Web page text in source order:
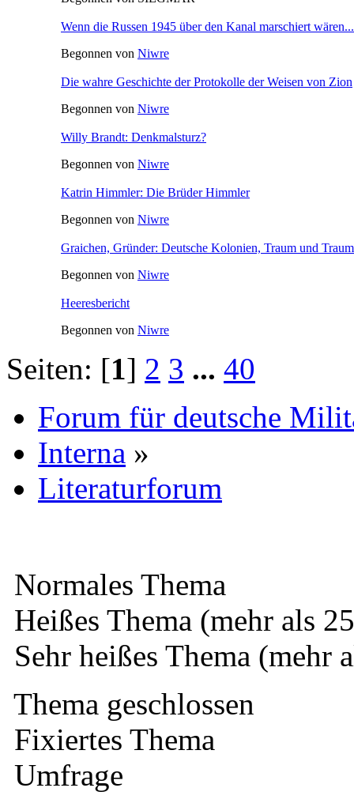
Wenn die Russen 1945 über den Kanal marschiert wären...
Begonnen von Niwre
Die wahre Geschichte der Protokolle der Weisen von Zion
Begonnen von Niwre
Willy Brandt: Denkmalsturz?
Begonnen von Niwre
Katrin Himmler: Die Brüder Himmler
Begonnen von Niwre
Graichen, Gründer: Deutsche Kolonien, Traum und
Begonnen von Niwre
Heeresbericht
Begonnen von Niwre
Seiten: [1] 2 3 ... 40
Forum für deutsche
Interna »
Literaturforum
Normales Thema
Heißes Thema (mehr als
Sehr heißes Thema (mehr
Thema geschlossen
Fixiertes Thema
Umfrage